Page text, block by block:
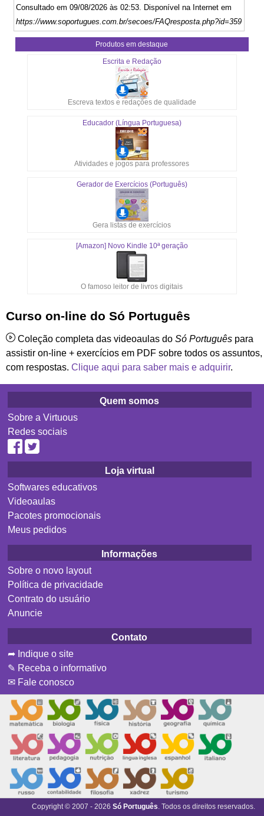
Consultado em 09/08/2026 às 02:53. Disponível na Internet em
https://www.soportugues.com.br/secoes/FAQresposta.php?id=359
Produtos em destaque
Escrita e Redação
Escreva textos e redações de qualidade
Educador (Língua Portuguesa)
Atividades e jogos para professores
Gerador de Exercícios (Português)
Gera listas de exercícios
[Amazon] Novo Kindle 10ª geração
O famoso leitor de livros digitais
Curso on-line do Só Português
Coleção completa das videoaulas do Só Português para
assistir on-line + exercícios em PDF sobre todos os assuntos,
com respostas. Clique aqui para saber mais e adquirir.
Quem somos
Sobre a Virtuous
Redes sociais
Loja virtual
Softwares educativos
Videoaulas
Pacotes promocionais
Meus pedidos
Informações
Sobre o novo layout
Política de privacidade
Contrato do usuário
Anuncie
Contato
➦ Indique o site
✎ Receba o informativo
✉ Fale conosco
Copyright © 2007 - 2026 Só Português. Todos os direitos reservados.